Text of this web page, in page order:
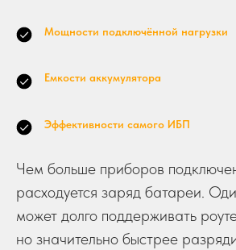
Мощности подключённой нагрузки
Емкости аккумулятора
Эффективности самого ИБП
Чем больше приборов
расходуется заряд батареи.
может долго поддерживать
но значительно быстрее